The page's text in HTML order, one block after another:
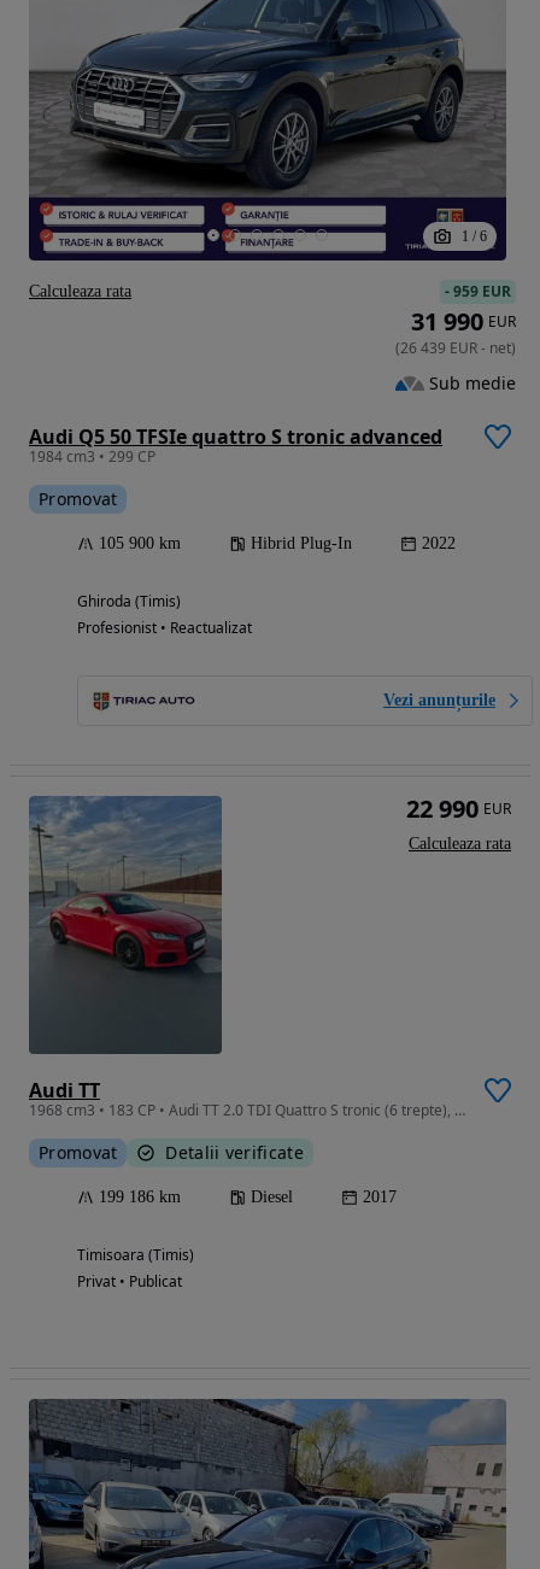
1 / 6
Audi Q5 50 TFSIe quattro S tronic advanced
1984 cm3 • 299 CP
Promovat
105 900 km Hibrid Plug-In 2022
Ghiroda (Timis)
Profesionist • Reactualizat
Vezi anunțurile
-959 EUR
31 990 EUR
(26 439 EUR- net)
Sub medie
Calculeaza rata
Audi TT
1968 cm3 • 183 CP • Audi TT 2.0 TDI Quattro S tronic (6 trepte), 184 CP
Promovat Detalii verificate
199 186 km Diesel 2017
Timisoara (Timis)
Privat • Publicat
22 990 EUR
Calculeaza rata